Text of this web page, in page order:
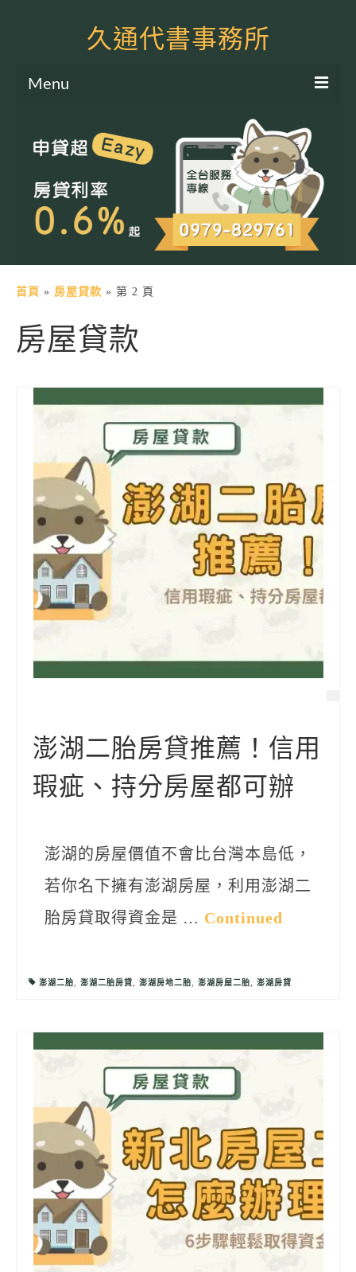
久通代書事務所
Menu
土地二胎申貸
房屋二胎申貸
軍公教貸款
土地貸款
房屋貸款
信用貸款
代書貸款
銀行貸款
其他貸款
申貸Q&A
久通專欄
時事解析
生活理財
首頁 » 房屋貸款 » 第 2 頁
房屋貸款
澎湖二胎房貸推薦！信用
瑕疵、持分房屋都可辦
澎湖的房屋價值不會比台灣本島低，
若你名下擁有澎湖房屋，利用澎湖二
胎房貸取得資金是 … Continued
澎湖二胎, 澎湖二胎房貸, 澎湖房地二胎, 澎湖房屋二胎, 澎湖房貸